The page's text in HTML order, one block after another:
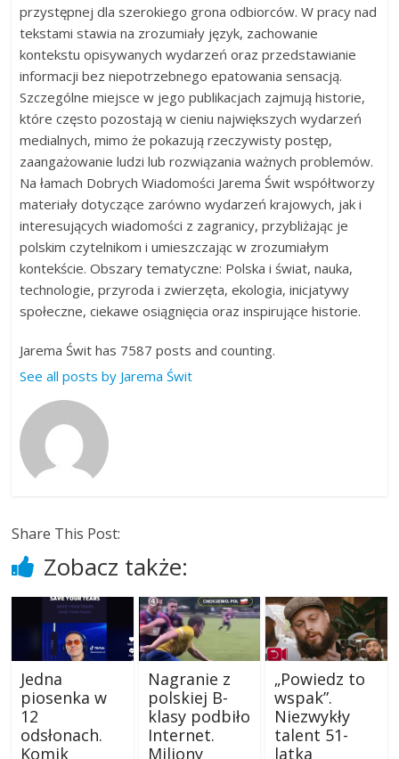
przystępnej dla szerokiego grona odbiorców. W pracy nad
tekstami stawia na zrozumiały język, zachowanie
kontekstu opisywanych wydarzeń oraz przedstawianie
informacji bez niepotrzebnego epatowania sensacją.
Szczególne miejsce w jego publikacjach zajmują historie,
które często pozostają w cieniu największych wydarzeń
medialnych, mimo że pokazują rzeczywisty postęp,
zaangażowanie ludzi lub rozwiązania ważnych problemów.
Na łamach Dobrych Wiadomości Jarema Świt współtworzy
materiały dotyczące zarówno wydarzeń krajowych, jak i
interesujących wiadomości z zagranicy, przybliżając je
polskim czytelnikom i umieszczając w zrozumiałym
kontekście. Obszary tematyczne: Polska i świat, nauka,
technologie, przyroda i zwierzęta, ekologia, inicjatywy
społeczne, ciekawe osiągnięcia oraz inspirujące historie.
Jarema Świt has 7587 posts and counting.
See all posts by Jarema Świt
Share This Post:
Zobacz także:
Jedna
piosenka w
12
odsłonach.
Komik
Nagranie z
polskiej B-
klasy podbiło
Internet.
Miliony
„Powiedz to
wspak”.
Niezwykły
talent 51-
latka